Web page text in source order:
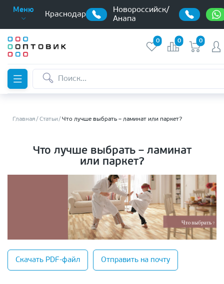
Меню
Краснодар
Новороссийск/
Анапа
0 0 0
Главная Статьи Что лучше выбрать – ламинат или паркет?
Что лучше выбрать – ламинат
или паркет?
Скачать PDF-файл Отправить на почту